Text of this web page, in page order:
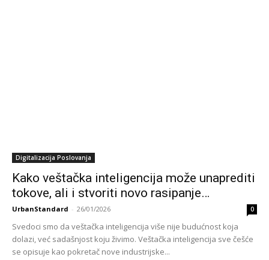
Digitalizacija Poslovanja
Kako veštačka inteligencija može unaprediti
tokove, ali i stvoriti novo rasipanje…
UrbanStandard - 26/01/2026 0
Svedoci smo da veštačka inteligencija više nije budućnost koja
dolazi, već sadašnjost koju živimo. Veštačka inteligencija sve češće
se opisuje kao pokretač nove industrijske...